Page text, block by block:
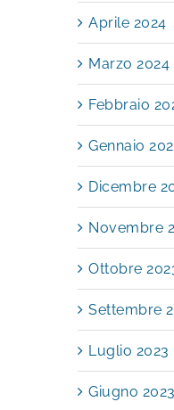
Aprile 2024
Marzo 2024
Febbraio
Gennaio
Dicembre
Novembre
Ottobre
Settembre
Luglio 2023
Giugno 2023